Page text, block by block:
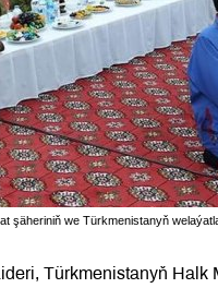
şäheriniň we Türkmenistanyň
Türkmenistanyň